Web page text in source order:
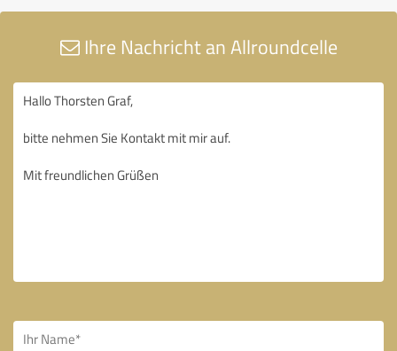
Ihre Nachricht an Allroundcelle